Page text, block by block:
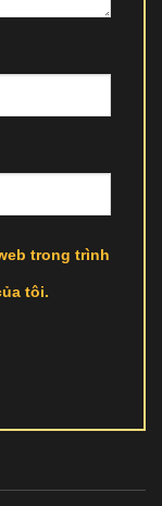
trong trình
tôi.